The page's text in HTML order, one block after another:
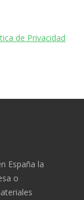
de Privacidad
España la
o